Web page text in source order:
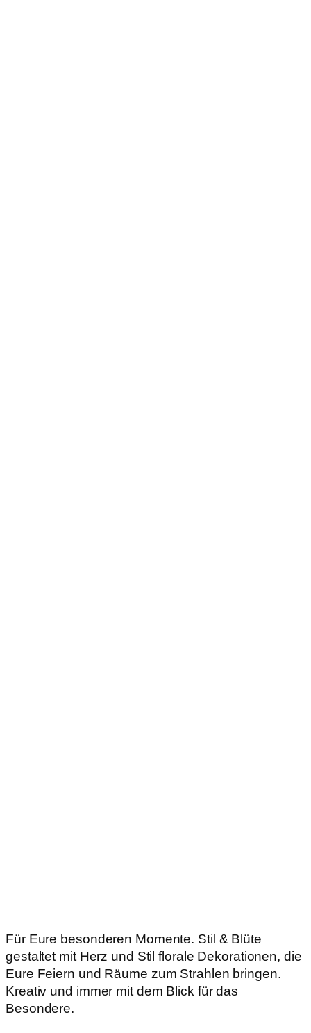
Für Eure besonderen Momente. Stil & Blüte
gestaltet mit Herz und Stil florale Dekorationen, die
Eure Feiern und Räume zum Strahlen bringen.
Kreativ und immer mit dem Blick für das
Besondere.